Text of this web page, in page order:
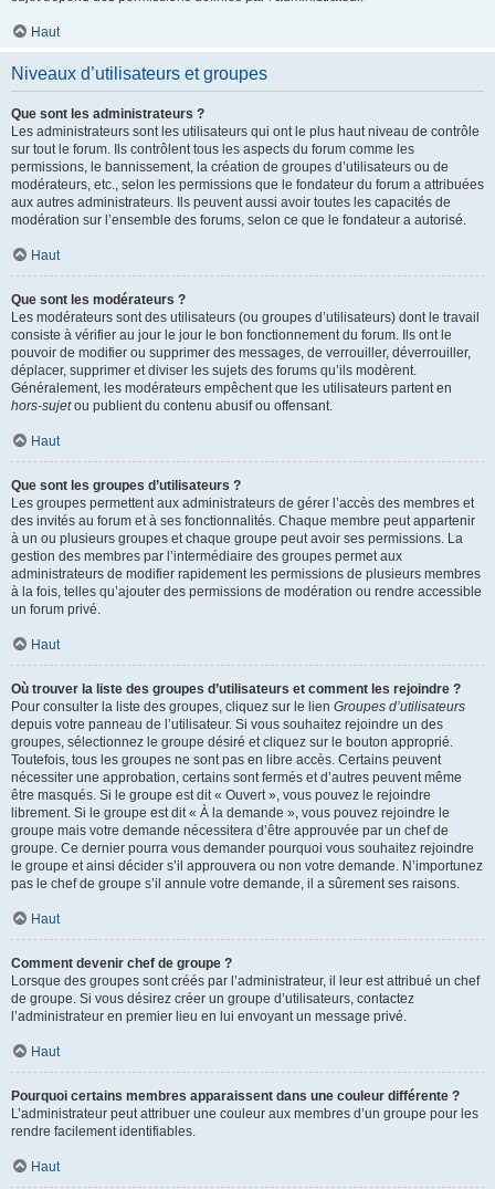
Haut
Niveaux d’utilisateurs et groupes
Que sont les administrateurs ?
Les administrateurs sont les utilisateurs qui ont le plus haut niveau de contrôle
sur tout le forum. Ils contrôlent tous les aspects du forum comme les
permissions, le bannissement, la création de groupes d’utilisateurs ou de
modérateurs, etc., selon les permissions que le fondateur du forum a attribuées
aux autres administrateurs. Ils peuvent aussi avoir toutes les capacités de
modération sur l’ensemble des forums, selon ce que le fondateur a autorisé.
Haut
Que sont les modérateurs ?
Les modérateurs sont des utilisateurs (ou groupes d’utilisateurs) dont le travail
consiste à vérifier au jour le jour le bon fonctionnement du forum. Ils ont le
pouvoir de modifier ou supprimer des messages, de verrouiller, déverrouiller,
déplacer, supprimer et diviser les sujets des forums qu’ils modèrent.
Généralement, les modérateurs empêchent que les utilisateurs partent en
hors-sujetou publient du contenu abusif ou offensant.
Haut
Que sont les groupes d’utilisateurs ?
Les groupes permettent aux administrateurs de gérer l’accès des membres et
des invités au forum et à ses fonctionnalités. Chaque membre peut appartenir
à un ou plusieurs groupes et chaque groupe peut avoir ses permissions. La
gestion des membres par l’intermédiaire des groupes permet aux
administrateurs de modifier rapidement les permissions de plusieurs membres
à la fois, telles qu’ajouter des permissions de modération ou rendre accessible
un forum privé.
Haut
Où trouver la liste des groupes d’utilisateurs et comment les rejoindre ?
Pour consulter la liste des groupes, cliquez sur le lien Groupes d’utilisateurs
depuis votre panneau de l’utilisateur. Si vous souhaitez rejoindre un des
groupes, sélectionnez le groupe désiré et cliquez sur le bouton approprié.
Toutefois, tous les groupes ne sont pas en libre accès. Certains peuvent
nécessiter une approbation, certains sont fermés et d’autres peuvent même
être masqués. Si le groupe est dit « Ouvert », vous pouvez le rejoindre
librement. Si le groupe est dit « À la demande », vous pouvez rejoindre le
groupe mais votre demande nécessitera d’être approuvée par un chef de
groupe. Ce dernier pourra vous demander pourquoi vous souhaitez rejoindre
le groupe et ainsi décider s’il approuvera ou non votre demande. N’importunez
pas le chef de groupe s’il annule votre demande, il a sûrement ses raisons.
Haut
Comment devenir chef de groupe ?
Lorsque des groupes sont créés par l’administrateur, il leur est attribué un chef
de groupe. Si vous désirez créer un groupe d’utilisateurs, contactez
l’administrateur en premier lieu en lui envoyant un message privé.
Haut
Pourquoi certains membres apparaissent dans une couleur différente ?
L’administrateur peut attribuer une couleur aux membres d’un groupe pour les
rendre facilement identifiables.
Haut